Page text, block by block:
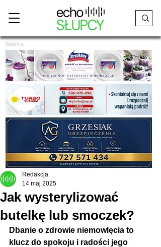
Reklama
Jak wysterylizować
butelkę lub smoczek?
Redakcja
14 maj 2025
Dbanie o zdrowie niemowlęcia to
klucz do spokoju i radości jego